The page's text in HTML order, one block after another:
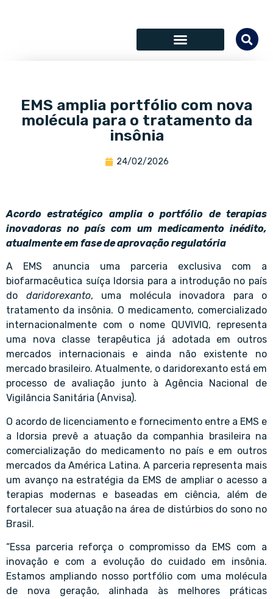
EMS amplia portfólio com nova
molécula para o tratamento da
insônia
24/02/2026
Acordo estratégico amplia o portfólio de terapias
inovadoras no país com um medicamento inédito,
atualmente em fase de aprovação regulatória
A EMS anuncia uma parceria exclusiva com a
biofarmacêutica suíça Idorsia para a introdução no país
do daridorexanto, uma molécula inovadora para o
tratamento da insônia. O medicamento, comercializado
internacionalmente com o nome QUVIVIQ, representa
uma nova classe terapêutica já adotada em outros
mercados internacionais e ainda não existente no
mercado brasileiro. Atualmente, o daridorexanto está em
processo de avaliação junto à Agência Nacional de
Vigilância Sanitária (Anvisa).
O acordo de licenciamento e fornecimento entre a EMS e
a Idorsia prevê a atuação da companhia brasileira na
comercialização do medicamento no país e em outros
mercados da América Latina. A parceria representa mais
um avanço na estratégia da EMS de ampliar o acesso a
terapias modernas e baseadas em ciência, além de
fortalecer sua atuação na área de distúrbios do sono no
Brasil.
“Essa parceria reforça o compromisso da EMS com a
inovação e com a evolução do cuidado em insônia.
Estamos ampliando nosso portfólio com uma molécula
de nova geração, alinhada às melhores práticas